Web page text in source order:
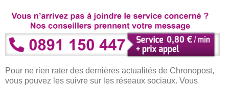
Pour ne rien rater des dernières actualités de Chronopost,
vous pouvez les suivre sur les réseaux sociaux. Vous